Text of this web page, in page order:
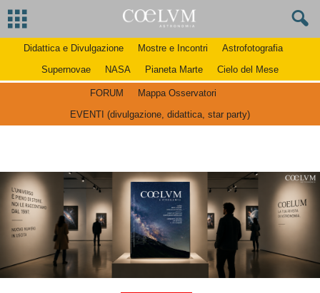
Didattica e Divulgazione Mostre e Incontri
Astrofotografia
Supernovae
NASA Pianeta Marte Cielo del Mese
FORUM
Mappa Osservatori
EVENTI (divulgazione, didattica, star party)